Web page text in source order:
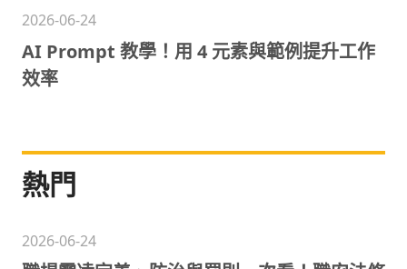
2026-06-24
AI Prompt 教學！用 4 元素與範例提升工作
效率
熱門
2026-06-24